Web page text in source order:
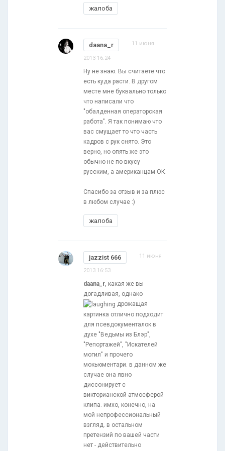
жалоба
daana_r 11 июня
2013 16:24
Ну не знаю. Вы считаете что
есть куда расти. В другом
месте мне буквально только
что написали что
"обалденная операторская
работа". Я так понимаю что
вас смущает то что часть
кадров с рук снято. Это
верно, но опять же это
обычно не по вкусу
русским, а американцам ОК.
Спасибо за отзыв и за плюс
в любом случае :)
жалоба
jazzist 666 11 июня
2013 16:53
daana_r, какая же вы
догадливая, однако
дрожащая
картинка отлично подходит
для псевдокументалок в
духе "Ведьмы из Блэр",
"Репортажей", "Искателей
могил" и прочего
мокьюментари. в данном же
случае она явно
диссонирует с
викторианской атмосферой
клипа. имхо, конечно, на
мой непрофессиональный
взгляд. в остальном
претензий по вашей части
нет - действительно